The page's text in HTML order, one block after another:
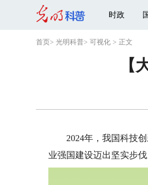
时政
首页 > 光明科普> 可视化 > 正文
【
2024年，我国科技创
业强国建设迈出坚实步